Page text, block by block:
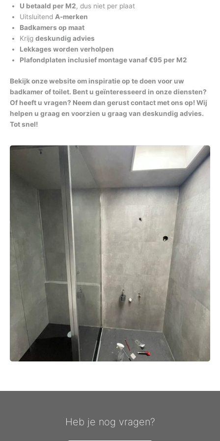
U betaald per M2, dus niet per plaat
Uitsluitend A-merken
Badkamers op maat
Krijg deskundig advies
Lekkages worden verholpen
Plafondplaten inclusief montage vanaf €95 per M2
Bekijk onze website om inspiratie op te doen voor uw
badkamer of toilet. Bent u geïnteresseerd in onze diensten?
Of heeft u vragen? Neem dan gerust contact met ons op! Wij
helpen u graag en voorzien u graag van deskundig advies.
Tot snel!
Heb je nog vragen?